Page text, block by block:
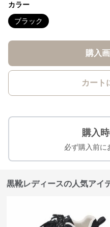
カラー
ブラック
購入
カート
購入
必ず購入前に
黒靴レディースの人気アイ